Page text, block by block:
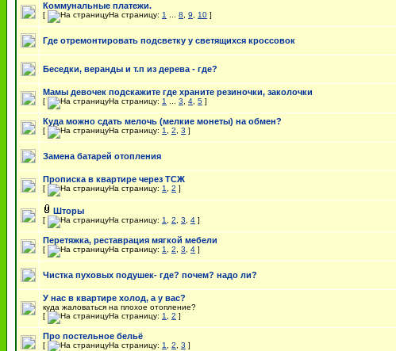
Коммунальные платежи.
[ На страницу: 1 8 9 10 ]
Где отремонтировать подсветку у светящихся кроссовок
Беседки, веранды и т.п из дерева - где?
Мамы девочек подскажите где храните резиночки, заколочки
[ На страницу: 1 3 4 5 ]
Куда можно сдать мелочь (мелкие монеты) на обмен?
[ На страницу: 1 2 3 ]
Замена батарей отопления
Прописка в квартире через ТСЖ
[ На страницу: 1 2 ]
Шторы
[ На страницу: 1 2 3 4 ]
Перетяжка, реставрация мягкой мебели
[ На страницу: 1 2 3 4 ]
Чистка пуховых подушек- где? почем? надо ли?
У нас в квартире холод, а у вас?
куда жаловаться на плохое отопление?
[
На страницу: 1 2 ]
Про постельное бельё
[ На страницу: 1 2 3 ]